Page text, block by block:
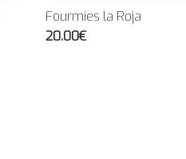
Fourmies la Roja
20.00€